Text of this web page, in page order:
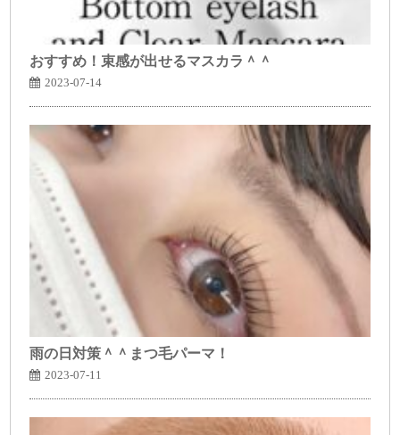
おすすめ！束感が出せるマスカラ＾＾
2023-07-14
雨の日対策＾＾まつ毛パーマ！
2023-07-11